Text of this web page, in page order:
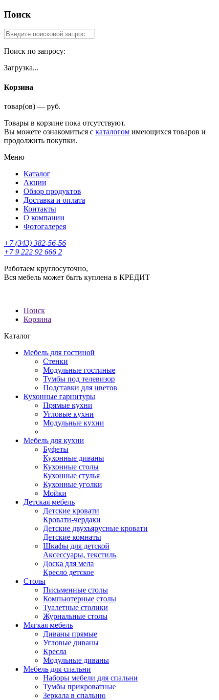
Поиск
Поиск по запросу:
Загрузка...
Корзина
товар(ов) — руб.
Товары в корзине пока отсутствуют.
Вы можете ознакомиться с каталогом имеющихся товаров и
продолжить покупки.
Меню
Каталог
Акции
Обзор продуктов
Доставка и оплата
Контакты
О компании
Фотогалерея
+7 (343) 382-56-56
+7 9 222 92 666 2
Работаем круглосуточно,
Вся мебель может быть куплена в КРЕДИТ
Поиск
Корзина
Каталог
Мебель для гостиной
Стенки
Модульные гостиные
Тумбы под телевизор
Подставки для цветов
Кухонные гарнитуры
Прямые кухни
Угловые кухни
Модульные кухни
Мебель для кухни
Буфеты
Кухонные диваны
Кухонные столы
Кухонные стулья
Кухонные уголки
Мойки
Детская мебель
Детские кровати
Кровати-чердаки
Детские двухъярусные кровати
Детские комнаты
Шкафы для детской
Аксессуары, текстиль
Доска для мела
Кресло детское
Столы
Письменные столы
Компьютерные столы
Туалетные столики
Журнальные столы
Мягкая мебель
Диваны прямые
Угловые диваны
Кресла
Модульные диваны
Мебель для спальни
Наборы мебели для спальни
Тумбы прикроватные
Зеркала в спальню